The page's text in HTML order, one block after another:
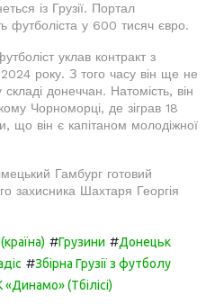
із Грузії. Портал
футболіста у 600 тисяч євро.
уклав контракт з
року. З того часу він ще не
донеччан. Натомість, він
Чорноморці, де зіграв 18
що він є капітаном молодіжної
Гамбург готовий
захисника Шахтаря Георгія
#Грузини #Донецьк
#Збірна Грузії з футболу
(Тбілісі)